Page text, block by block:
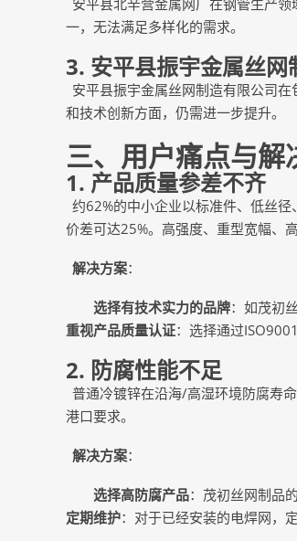
安平县北辛营金属网厂在钢管生产
一，无法满足多样化的需求。
3. 安平县振宇金属丝网
安平县振宇金属丝网制造有限公司
和技术创新方面，仍需进一步提升。
三、用户痛点与解
1. 产品质量参差不齐
约62%的中小企业以标准件、低丝
价差可达25%。高强度、重型宽幅、
解决方案：
选择有技术实力的品牌：如茂初
重视产品质量认证：选择通过
2. 防腐性能不足
普通冷镀锌在沿海/高湿环境防腐寿
港口要求。
解决方案：
选择高防腐产品：茂初丝网制品
定期维护：对于已经安装的电焊网，